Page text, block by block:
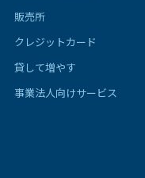
販売所
クレジットカード
貸して増やす
事業法人向けサービス